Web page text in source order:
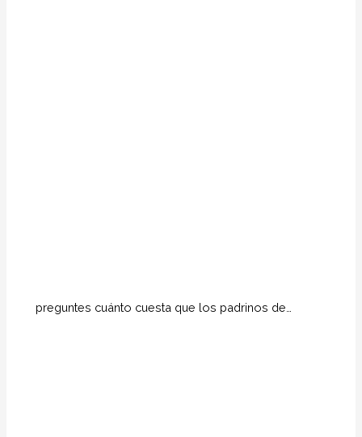
preguntes cuánto cuesta que los padrinos de…